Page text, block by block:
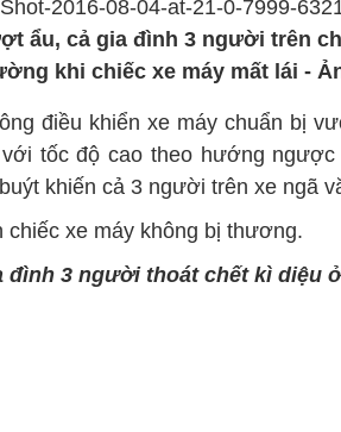
ẩu, cả gia đình 3 người trên
khi chiếc xe máy mất lái -
điều khiển xe máy chuẩn bị
tốc độ cao theo hướng
khiến cả 3 người trên xe ngã
chiếc xe máy không bị thương.
đình 3 người thoát chết kì diệu